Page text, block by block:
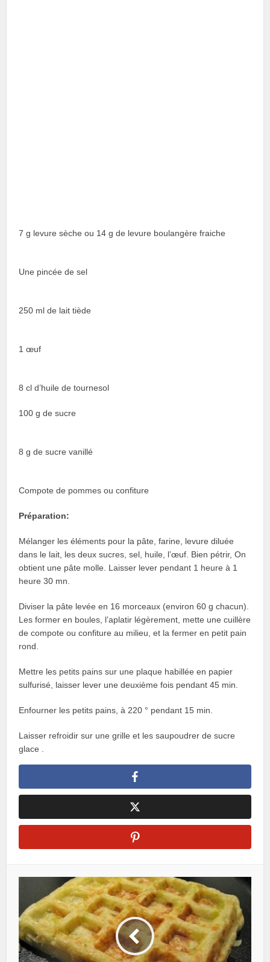
7 g levure sèche ou 14 g de levure boulangère fraiche
Une pincée de sel
250 ml de lait tiède
1 œuf
8 cl d’huile de tournesol
100 g de sucre
8 g de sucre vanillé
Compote de pommes ou confiture
Préparation:
Mélanger les éléments pour la pâte, farine, levure diluée
dans le lait, les deux sucres, sel, huile, l’œuf. Bien pétrir, On
obtient une pâte molle. Laisser lever pendant 1 heure à 1
heure 30 mn.
Diviser la pâte levée en 16 morceaux (environ 60 g chacun).
Les former en boules, l’aplatir légèrement, mette une cuillère
de compote ou confiture au milieu, et la fermer en petit pain
rond.
Mettre les petits pains sur une plaque habillée en papier
sulfurisé, laisser lever une deuxième fois pendant 45 min.
Enfourner les petits pains, à 220 ° pendant 15 min.
Laisser refroidir sur une grille et les saupoudrer de sucre
glace .